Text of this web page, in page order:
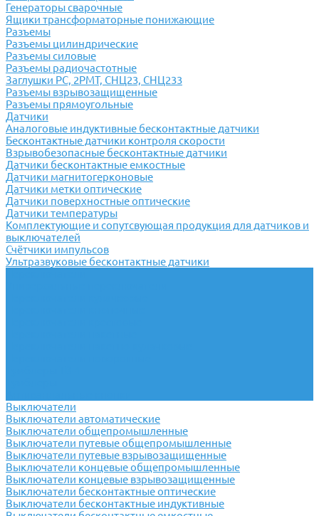
Генераторы сварочные
Ящики трансформаторные понижающие
Разъемы
Разъемы цилиндрические
Разъемы силовые
Разъемы радиочастотные
Заглушки РС, 2РМТ, СНЦ23, СНЦ233
Разъемы взрывозащищенные
Разъемы прямоугольные
Датчики
Аналоговые индуктивные бесконтактные датчики
Бесконтактные датчики контроля скорости
Взрывобезопасные бесконтактные датчики
Датчики бесконтактные емкостные
Датчики магнитогерконовые
Датчики метки оптические
Датчики поверхностные оптические
Датчики температуры
Комплектующие и сопутсвующая продукция для датчиков и
выключателей
Счётчики импульсов
Ультразвуковые бесконтактные датчики
Выключатели
Выключатели автоматические
Выключатели общепромышленные
Выключатели путевые общепромышленные
Выключатели путевые взрывозащищенные
Выключатели концевые общепромышленные
Выключатели концевые взрывозащищенные
Выключатели бесконтактные оптические
Выключатели бесконтактные индуктивные